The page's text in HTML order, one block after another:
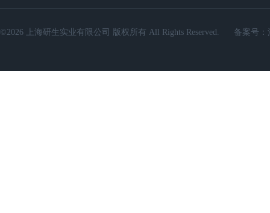
©2026 上海研生实业有限公司 版权所有 All Rights Reserved. 备案号：